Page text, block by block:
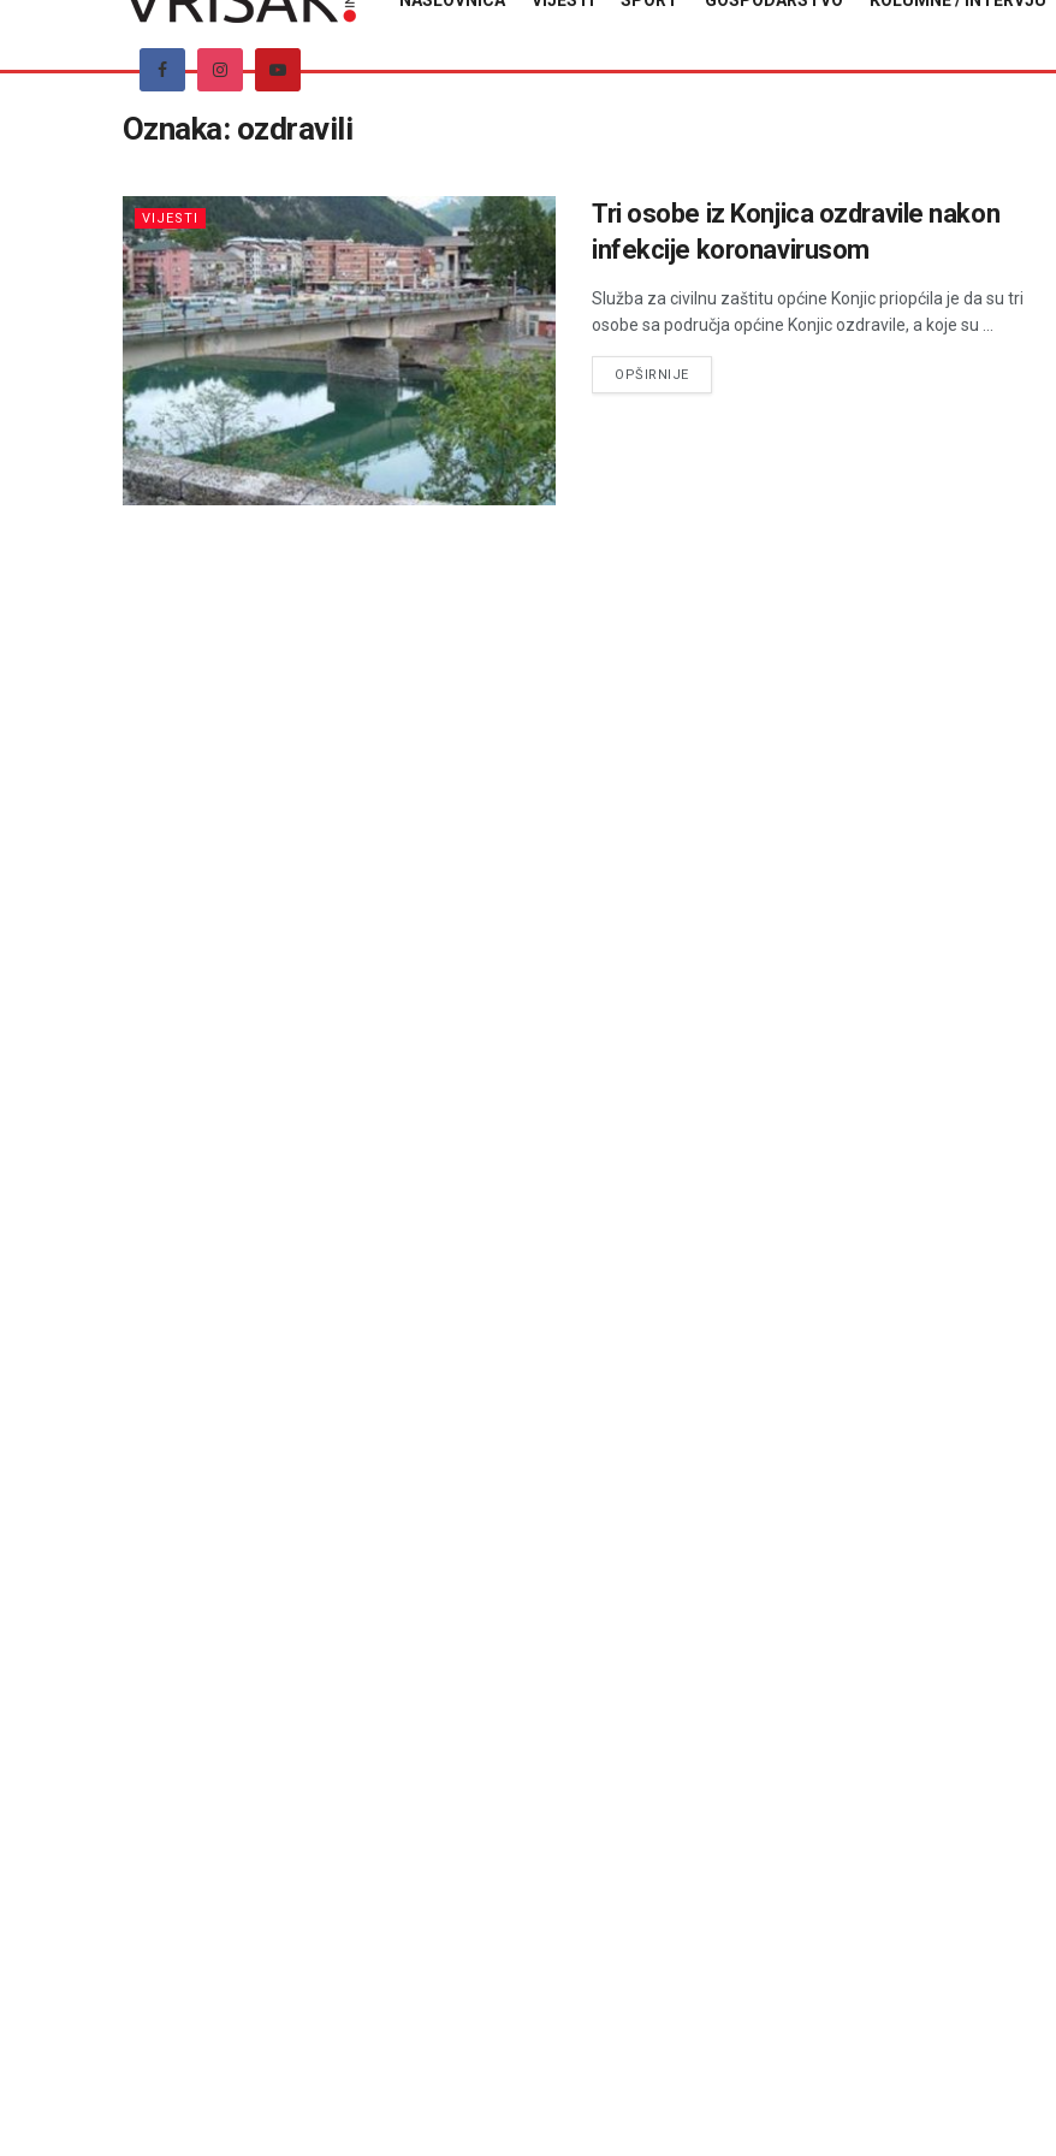
Oznaka: ozdravili
VIJESTI
Tri osobe iz Konjica ozdravile nakon
infekcije koronavirusom
Služba za civilnu zaštitu općine Konjic priopćila je da su tri
osobe sa područja općine Konjic ozdravile, a koje su ...
OPŠIRNIJEDETAILS